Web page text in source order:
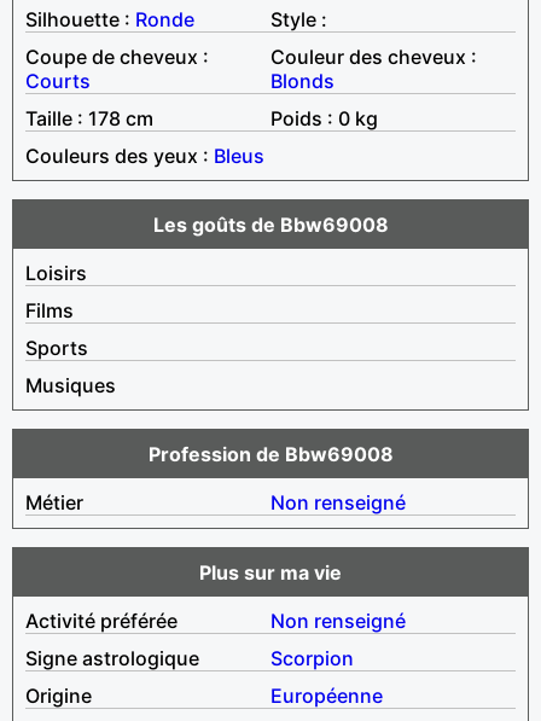
Silhouette : Ronde
Style :
Coupe de cheveux :
Courts
Couleur des cheveux :
Blonds
Taille : 178 cm
Poids : 0 kg
Couleurs des yeux : Bleus
Les goûts de Bbw69008
Loisirs
Films
Sports
Musiques
Profession de Bbw69008
Métier
Non renseigné
Plus sur ma vie
Activité préférée
Non renseigné
Signe astrologique
Scorpion
Origine
Européenne